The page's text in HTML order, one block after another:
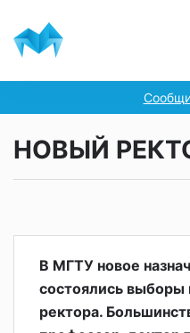
НОВЫЙ
В МГТУ новое
состоялись выборы
ректора.